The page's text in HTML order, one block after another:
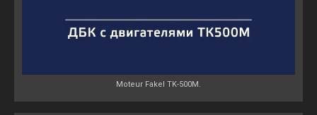
Moteur Fakel TK-500M.